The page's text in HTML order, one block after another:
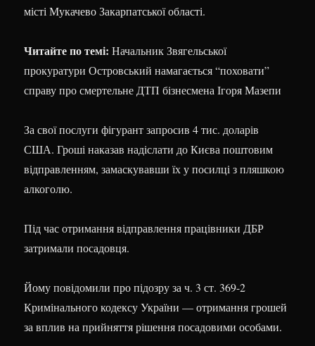
місті Мукачево Закарпатської області.
Читайте по темі: Начальник Звягельської
прокуратури Островський намагається “поховати”
справу про смертельне ДТП бізнесмена Ігоря Мазепи
За свої послуги фігурант запросив 4 тис. доларів
США. Гроші наказав надіслати до Києва поштовим
відправленням, замаскувавши їх у посилці з пляшкою
алкоголю.
Під час отримання відправлення працівники ДБР
затримали посадовця.
Йому повідомили про підозру за ч. 3 ст. 369-2
Кримінального кодексу України — отримання грошей
за вплив на прийняття рішення посадовими особами.